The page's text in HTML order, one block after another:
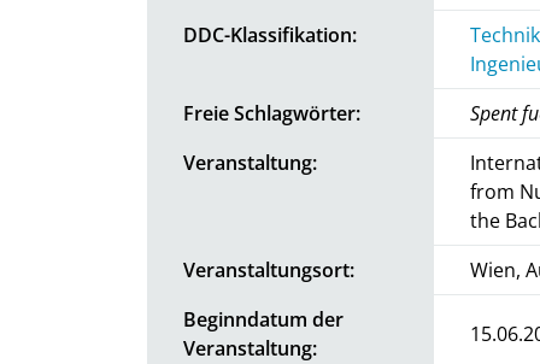
DDC-Klassifikation:
Freie Schlagwörter:
Spent
Veranstaltung:
from
the
Veranstaltungsort:
Wien,
Beginndatum der
Veranstaltung: